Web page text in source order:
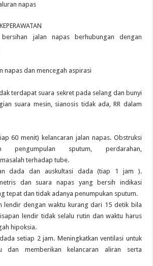
napas
jalan napas berhubungan dengan
napas dan mencegah aspirasi
terdapat suara sekret pada selang dan bunyi
suara mesin, sianosis tidak ada, RR dalam
60 menit) kelancaran jalan napas. Obstruksi
pengumpulan sputum, perdarahan,
terhadap tube.
dada dan auskultasi dada (tiap 1 jam ).
dan suara napas yang bersih indikasi
tepat dan tidak adanya penumpukan sputum.
lendir dengan waktu kurang dari 15 detik bila
lendir tidak selalu rutin dan waktu harus
hipoksia.
setiap 2 jam. Meningkatkan ventilasi untuk
dan memberikan kelancaran aliran serta